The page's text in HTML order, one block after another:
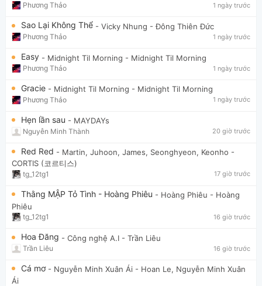
Phương Thảo 1 ngày trước
Sao Lại Không Thể - Vicky Nhung - Đông Thiên Đức
Phương Thảo 1 ngày trước
Easy - Midnight Til Morning - Midnight Til Morning
Phương Thảo 1 ngày trước
Gracie - Midnight Til Morning - Midnight Til Morning
Phương Thảo 1 ngày trước
Hẹn lần sau - MAYDAYs
Nguyễn Minh Thành 20 giờ trước
Red Red - Martin, Juhoon, James, Seonghyeon, Keonho -
CORTIS (코르티스)
tg_12tg1 17 giờ trước
Thằng MẬP Tỏ Tình - Hoàng Phiêu - Hoàng Phiêu - Hoàng
Phiêu
tg_12tg1 16 giờ trước
Hoa Đăng - Công nghệ A.I - Trần Liêu
Trần Liêu 16 giờ trước
Cá mơ - Nguyễn Minh Xuân Ái - Hoan Le, Nguyễn Minh Xuân
Ái